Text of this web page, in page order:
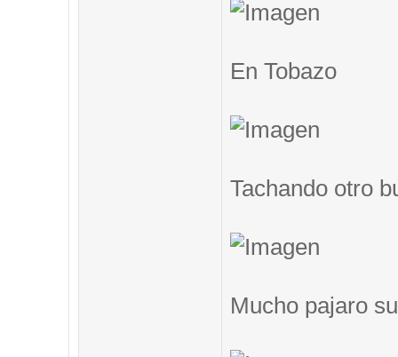
En Tobazo
Tachando otro
Mucho pajaro